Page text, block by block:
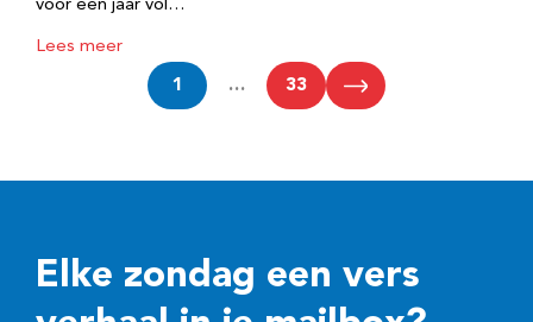
voor een jaar vol…
Lees meer
1 … 33
Elke zondag een vers